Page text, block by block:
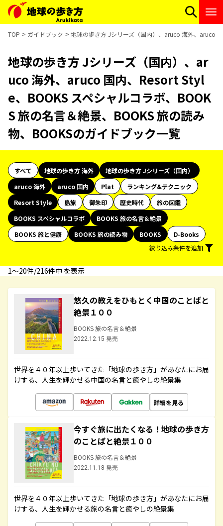
TOP ガイドブック 地球の歩き方 Jシリーズ（国内）、aruco 海外、aruco
地球の歩き方 Jシリーズ（国内）、ar
uco 海外、aruco 国内、Resort Styl
e、BOOKS スペシャルコラボ、BOOK
S 旅の名言＆絶景、BOOKS 旅の読み
物、BOOKSのガイドブック一覧
すべて 地球の歩き方 海外
地球の歩き方 Jシリーズ（国内）
aruco 海外
aruco 国内 Plat
ランキング&テクニック
Resort Style
島旅 御朱印 歴史時代
旅の図鑑
BOOKS スペシャルコラボ
BOOKS 旅の名言＆絶景
BOOKS 旅と健康
BOOKS 旅の読み物 BOOKS
D-Books
絞り込み条件を追加
1〜20件/216件中 を表示
悠久の教えをひもとく中国のことばと
絶景１００
BOOKS 旅の名言＆絶景
2022.12.15 発売
世界を４０年以上歩いてきた「地球の歩き方」があなたにお届
けする、人生を輝かせる中国の名言と癒やしの絶景集
詳細を見る
今すぐ旅に出たくなる！地球の歩き方
のことばと絶景１００
BOOKS 旅の名言＆絶景
2022.11.18 発売
世界を４０年以上歩いてきた「地球の歩き方」があなたにお届
けする、人生を輝かせる旅の名言と癒やしの絶景集